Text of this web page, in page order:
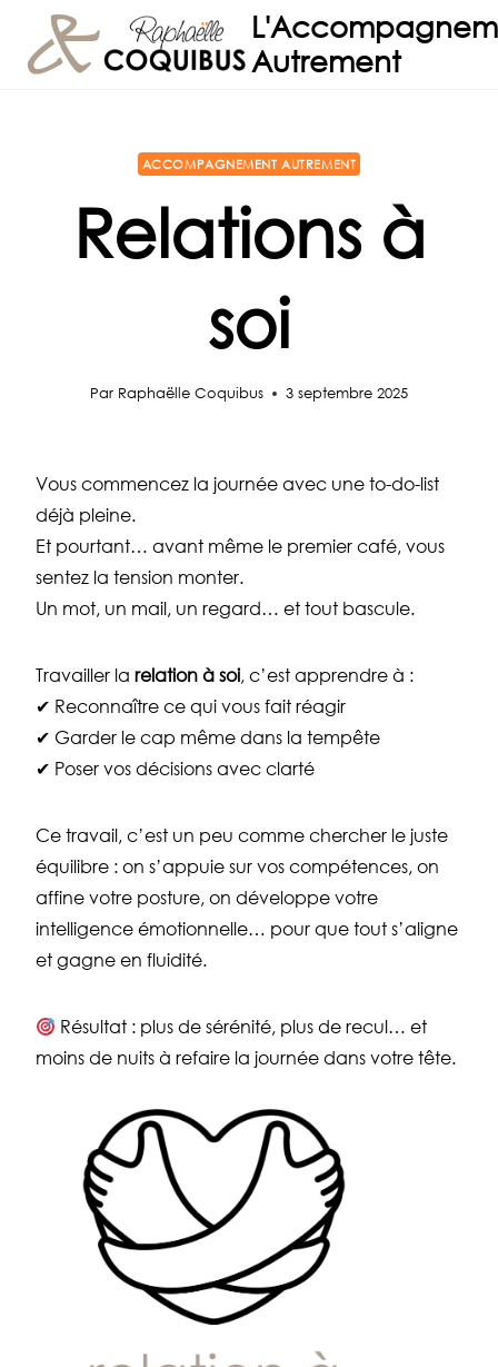
contenu
Autrement
ACCOMPAGNEMENT AUTREMENT
Relations à
soi
Par Raphaëlle Coquibus 3 septembre 2025
Vous commencez la journée avec une to-do-list
déjà pleine.
Et pourtant… avant même le premier café, vous
sentez la tension monter.
Un mot, un mail, un regard… et tout bascule.
Travailler la relation à soi, c’est apprendre à :
✔ Reconnaître ce qui vous fait réagir
✔ Garder le cap même dans la tempête
✔ Poser vos décisions avec clarté
Ce travail, c’est un peu comme chercher le juste
équilibre : on s’appuie sur vos compétences, on
affine votre posture, on développe votre
intelligence émotionnelle… pour que tout s’aligne
et gagne en fluidité.
Résultat : plus de sérénité, plus de recul… et
moins de nuits à refaire la journée dans votre tête.